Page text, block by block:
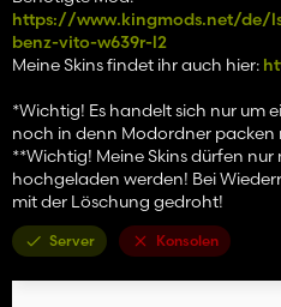
https://www.kingmods.net/de/
benz-vito-w639r-l2
Meine Skins findet ihr auch hier:
*Wichtig! Es handelt sich nur um
noch in denn Modordner packen
**Wichtig! Meine Skins dürfen nur
hochgeladen werden! Bei
mit der Löschung gedroht!
Server Konsolen